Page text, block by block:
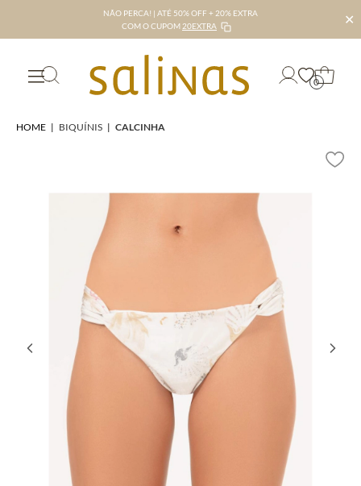
NÃO PERCA! | ATÉ 50% OFF + 20% EXTRA
COM O CUPOM 20EXTRA ✕
0
HOME | BIQUÍNIS | CALCINHA